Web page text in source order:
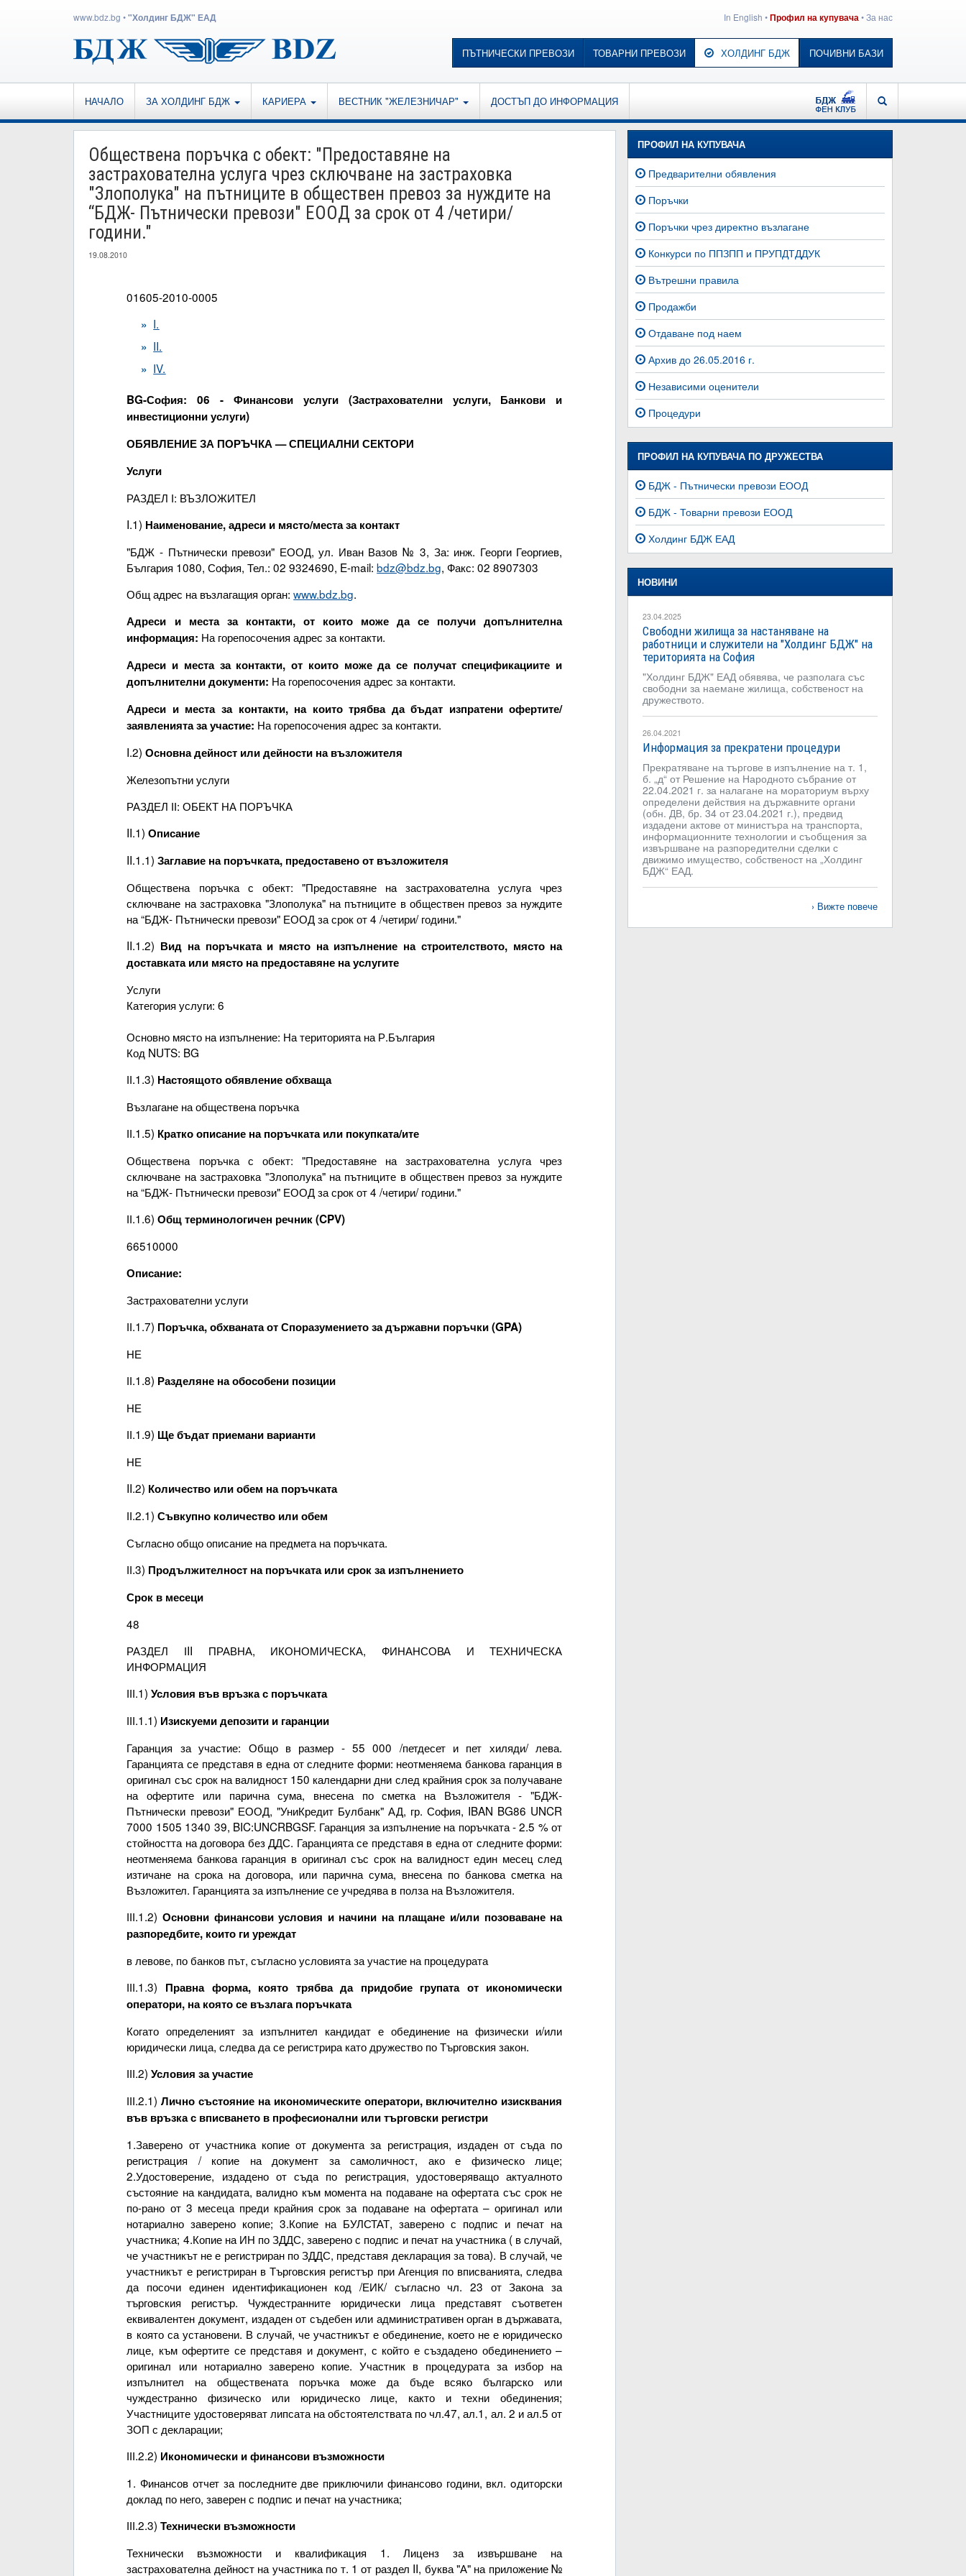
www.bdz.bg •"Холдинг БДЖ" ЕАД In English •Профил на купувача•За нас
ПЪТНИЧЕСКИ ПРЕВОЗИ ТОВАРНИ ПРЕВОЗИ ХОЛДИНГ БДЖ ПОЧИВНИ БАЗИ
НАЧАЛО ЗА ХОЛДИНГ БДЖ КАРИЕРА ВЕСТНИК "ЖЕЛЕЗНИЧАР" ДОСТЪП ДО ИНФОРМАЦИЯ ТЪРСЕНЕ
Обществена поръчка с обект: "Предоставяне на
застрахователна услуга чрез сключване на застраховка
"Злополука" на пътниците в обществен превоз за нуждите на
“БДЖ- Пътнически превози" ЕООД за срок от 4 /четири/
години."
19.08.2010
01605-2010-0005
I.
II.
IV.
BG-София: 06 - Финансови услуги (Застрахователни услуги, Банкови и
инвестиционни услуги)
ОБЯВЛЕНИЕ ЗА ПОРЪЧКА — СПЕЦИАЛНИ СЕКТОРИ
Услуги
РАЗДЕЛ І: ВЪЗЛОЖИТЕЛ
I.1) Наименование, адреси и място/места за контакт
"БДЖ - Пътнически превози" ЕООД, ул. Иван Вазов № 3, За: инж. Георги Георгиев,
България 1080, София, Тел.: 02 9324690, E-mail:bdz@bdz.bg, Факс: 02 8907303
Общ адрес на възлагащия орган:www.bdz.bg.
Адреси и места за контакти, от които може да се получи допълнителна
информация: На горепосочения адрес за контакти.
Адреси и места за контакти, от които може да се получат спецификациите и
допълнителни документи: На горепосочения адрес за контакти.
Адреси и места за контакти, на които трябва да бъдат изпратени офертите/
заявленията за участие: На горепосочения адрес за контакти.
I.2)Основна дейност или дейности на възложителя
Железопътни услуги
РАЗДЕЛ ІІ: ОБЕКТ НА ПОРЪЧКА
II.1)Описание
II.1.1)Заглавие на поръчката, предоставено от възложителя
Обществена поръчка с обект: "Предоставяне на застрахователна услуга чрез
сключване на застраховка "Злополука" на пътниците в обществен превоз за нуждите
на “БДЖ- Пътнически превози" ЕООД за срок от 4 /четири/ години."
II.1.2) Вид на поръчката и място на изпълнение на строителството, място на
доставката или място на предоставяне на услугите
Услуги
Категория услуги: 6
Основно място на изпълнение: На територията на Р.България
Код NUTS: BG
ІІ.1.3) Настоящото обявление обхваща
Възлагане на обществена поръчка
ІІ.1.5) Кратко описание на поръчката или покупката/ите
Обществена поръчка с обект: "Предоставяне на застрахователна услуга чрез
сключване на застраховка "Злополука" на пътниците в обществен превоз за нуждите
на “БДЖ- Пътнически превози" ЕООД за срок от 4 /четири/ години."
ІІ.1.6)Общ терминологичен речник (CPV)
66510000
Описание:
Застрахователни услуги
ІІ.1.7) Поръчка, обхваната от Споразумението за държавни поръчки (GPA)
НЕ
ІІ.1.8) Разделяне на обособени позиции
НЕ
ІІ.1.9) Ще бъдат приемани варианти
НЕ
II.2) Количество или обем на поръчката
ІІ.2.1)Съвкупно количество или обем
Съгласно общо описание на предмета на поръчката.
ІІ.3) Продължителност на поръчката или срок за изпълнението
Срок в месеци
48
РАЗДЕЛ ІII ПРАВНА, ИКОНОМИЧЕСКА, ФИНАНСОВА И ТЕХНИЧЕСКА
ИНФОРМАЦИЯ
ІІІ.1)Условия във връзка с поръчката
ІІІ.1.1) Изискуеми депозити и гаранции
Гаранция за участие: Общо в размер - 55 000 /петдесет и пет хиляди/ лева.
Гаранцията се представя в една от следните форми: неотменяема банкова гаранция в
оригинал със срок на валидност 150 календарни дни след крайния срок за получаване
на офертите или парична сума, внесена по сметка на Възложителя - "БДЖ-
Пътнически превози" ЕООД, "УниКредит Булбанк" АД, гр. София, IBAN BG86 UNCR
7000 1505 1340 39, BIC:UNCRBGSF. Гаранция за изпълнение на поръчката - 2.5 % от
стойността на договора без ДДС. Гаранцията се представя в една от следните форми:
неотменяема банкова гаранция в оригинал със срок на валидност един месец след
изтичане на срока на договора, или парична сума, внесена по банкова сметка на
Възложител. Гаранцията за изпълнение се учредява в полза на Възложителя.
ІІІ.1.2)Основни финансови условия и начини на плащане и/или позоваване на
разпоредбите, които ги уреждат
в левове, по банков път, съгласно условията за участие на процедурата
ІІІ.1.3) Правна форма, която трябва да придобие групата от икономически
оператори, на която се възлага поръчката
Когато определеният за изпълнител кандидат е обединение на физически и/или
юридически лица, следва да се регистрира като дружество по Търговския закон.
ІІІ.2)Условия за участие
ІІІ.2.1)Лично състояние на икономическите оператори, включително изисквания
във връзка с вписването в професионални или търговски регистри
1.Заверено от участника копие от документа за регистрация, издаден от съда по
регистрация / копие на документ за самоличност, ако е физическо лице;
2.Удостоверение, издадено от съда по регистрация, удостоверяващо актуалното
състояние на кандидата, валидно към момента на подаване на офертата със срок не
по-рано от 3 месеца преди крайния срок за подаване на офертата – оригинал или
нотариално заверено копие; 3.Копие на БУЛСТАТ, заверено с подпис и печат на
участника; 4.Копие на ИН по ЗДДС, заверено с подпис и печат на участника ( в случай,
че участникът не е регистриран по ЗДДС, представя декларация за това). В случай, че
участникът е регистриран в Търговския регистър при Агенция по вписванията, следва
да посочи единен идентификационен код /ЕИК/ съгласно чл. 23 от Закона за
търговския регистър. Чуждестранните юридически лица представят съответен
еквивалентен документ, издаден от съдебен или административен орган в държавата,
в която са установени. В случай, че участникът е обединение, което не е юридическо
лице, към офертите се представя и документ, с който е създадено обединението –
оригинал или нотариално заверено копие. Участник в процедурата за избор на
изпълнител на обществената поръчка може да бъде всяко българско или
чуждестранно физическо или юридическо лице, както и техни обединения;
Участниците удостоверяват липсата на обстоятелствата по чл.47, ал.1, ал. 2 и ал.5 от
ЗОП с декларации;
ІІІ.2.2) Икономически и финансови възможности
1. Финансов отчет за последните две приключили финансово години, вкл. oдиторски
доклад по него, заверен с подпис и печат на участника;
ІІІ.2.3)Технически възможности
Технически възможности и квалификация 1. Лиценз за извършване на
застрахователна дейност на участника по т. 1 от раздел II, буква "А" на приложение №
ПРОФИЛ НА КУПУВАЧА
Предварителни обявления
Поръчки
Поръчки чрез директно възлагане
Конкурси по ППЗПП и ПРУПДТДДУК
Вътрешни правила
Продажби
Отдаване под наем
Архив до 26.05.2016 г.
Независими оценители
Процедури
ПРОФИЛ НА КУПУВАЧА ПО ДРУЖЕСТВА
БДЖ - Пътнически превози ЕООД
БДЖ - Товарни превози ЕООД
Холдинг БДЖ ЕАД
НОВИНИ
23.04.2025
Свободни жилища за настаняване на
работници и служители на "Холдинг БДЖ" на
територията на София
"Холдинг БДЖ" ЕАД обявява, че разполага със
свободни за наемане жилища, собственост на
дружеството.
26.04.2021
Информация за прекратени процедури
Прекратяване на търгове в изпълнение на т. 1,
б. „д“ от Решение на Народното събрание от
22.04.2021 г. за налагане на мораториум върху
определени действия на държавните органи
(обн. ДВ, бр. 34 от 23.04.2021 г.), предвид
издадени актове от министъра на транспорта,
информационните технологии и съобщения за
извършване на разпоредителни сделки с
движимо имущество, собственост на „Холдинг
БДЖ“ ЕАД.
Вижте повече